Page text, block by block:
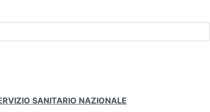
SANITARIO NAZIONALE